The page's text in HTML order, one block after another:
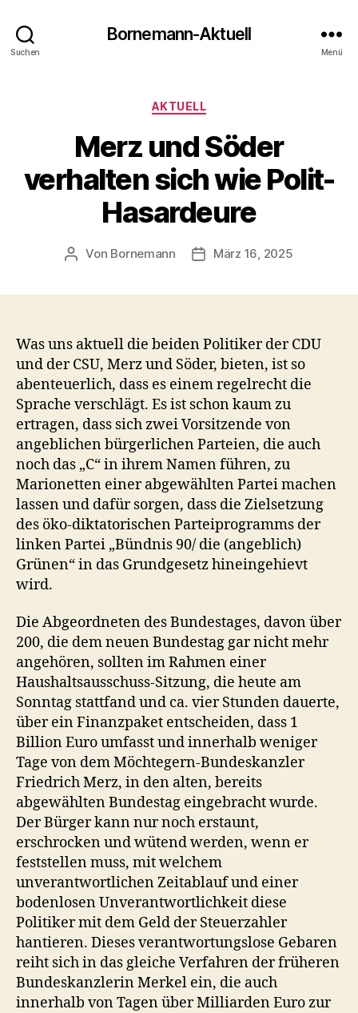
Suchen
Bornemann-Aktuell
Menü
Kategorien
AKTUELL
Merz und Söder
verhalten sich wie Polit-
Hasardeure
Beitragsautor
Von Bornemann Veröffentlichungsdatum
März 16, 2025
Was uns aktuell die beiden Politiker der CDU
und der CSU, Merz und Söder, bieten, ist so
abenteuerlich, dass es einem regelrecht die
Sprache verschlägt. Es ist schon kaum zu
ertragen, dass sich zwei Vorsitzende von
angeblichen bürgerlichen Parteien, die auch
noch das „C“ in ihrem Namen führen, zu
Marionetten einer abgewählten Partei machen
lassen und dafür sorgen, dass die Zielsetzung
des öko-diktatorischen Parteiprogramms der
linken Partei „Bündnis 90/ die (angeblich)
Grünen“ in das Grundgesetz hineingehievt
wird.
Die Abgeordneten des Bundestages, davon über
200, die dem neuen Bundestag gar nicht mehr
angehören, sollten im Rahmen einer
Haushaltsausschuss-Sitzung, die heute am
Sonntag stattfand und ca. vier Stunden dauerte,
über ein Finanzpaket entscheiden, dass 1
Billion Euro umfasst und innerhalb weniger
Tage von dem Möchtegern-Bundeskanzler
Friedrich Merz, in den alten, bereits
abgewählten Bundestag eingebracht wurde.
Der Bürger kann nur noch erstaunt,
erschrocken und wütend werden, wenn er
feststellen muss, mit welchem
unverantwortlichen Zeitablauf und einer
bodenlosen Unverantwortlichkeit diese
Politiker mit dem Geld der Steuerzahler
hantieren. Dieses verantwortungslose Gebaren
reiht sich in das gleiche Verfahren der früheren
Bundeskanzlerin Merkel ein, die auch
innerhalb von Tagen über Milliarden Euro zur